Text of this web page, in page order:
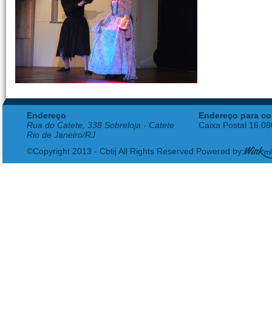
Endereço
Rua do Catete, 338 Sobreloja - Catete
Rio de Janeiro/RJ
Endereço para
Caixa Postal
©Copyright 2013 - Cbtij All Rights Reserved Powered by: